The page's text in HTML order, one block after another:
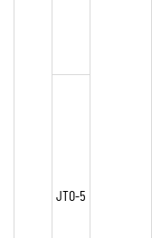
JTO-5